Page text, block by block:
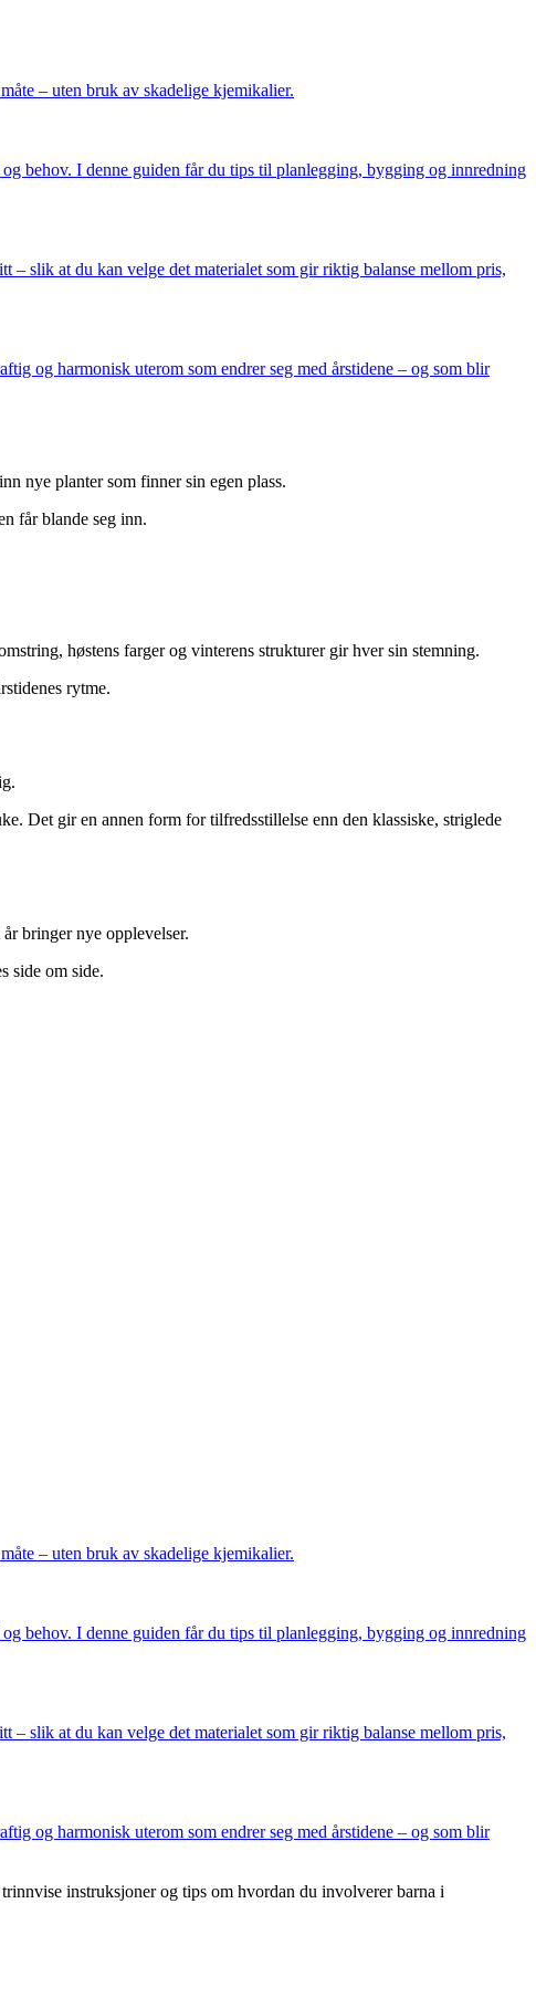
– uten bruk av skadelige kjemikalier.
behov. I denne guiden får du tips til planlegging, bygging og innredning
– slik at du kan velge det materialet som gir riktig balanse mellom pris,
og harmonisk uterom som endrer seg med årstidene – og som blir
nye planter som finner sin egen plass.
får blande seg inn.
høstens farger og vinterens strukturer gir hver sin stemning.
rytme.
Det gir en annen form for tilfredsstillelse enn den klassiske, striglede
bringer nye opplevelser.
side om side.
– uten bruk av skadelige kjemikalier.
behov. I denne guiden får du tips til planlegging, bygging og innredning
– slik at du kan velge det materialet som gir riktig balanse mellom pris,
og harmonisk uterom som endrer seg med årstidene – og som blir
instruksjoner og tips om hvordan du involverer barna i